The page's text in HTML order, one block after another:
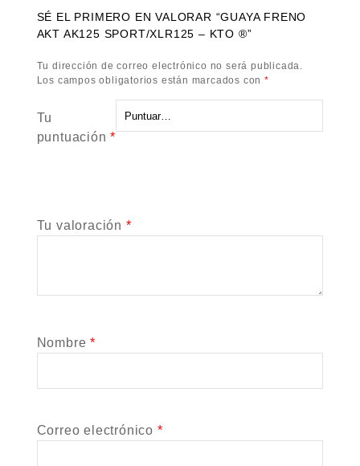
SÉ EL PRIMERO EN VALORAR “GUAYA FRENO
AKT AK125 SPORT/XLR125 – KTO ®”
Tu dirección de correo electrónico no será publicada.
Los campos obligatorios están marcados con *
Tu
puntuación*
Tu valoración *
Nombre*
Correo electrónico *